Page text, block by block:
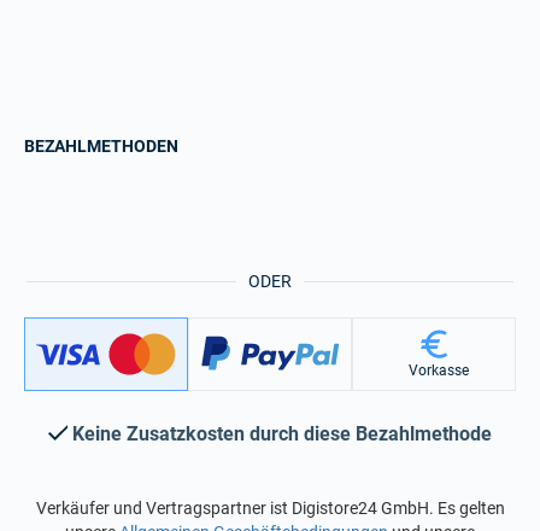
ODER
BEZAHLMETHODEN
Vorkasse
Keine Zusatzkosten durch diese Bezahlmethode
Verkäufer und Vertragspartner ist Digistore24 GmbH. Es gelten